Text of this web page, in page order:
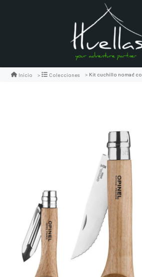
Inicio Colecciones Kit cuchillo nomad